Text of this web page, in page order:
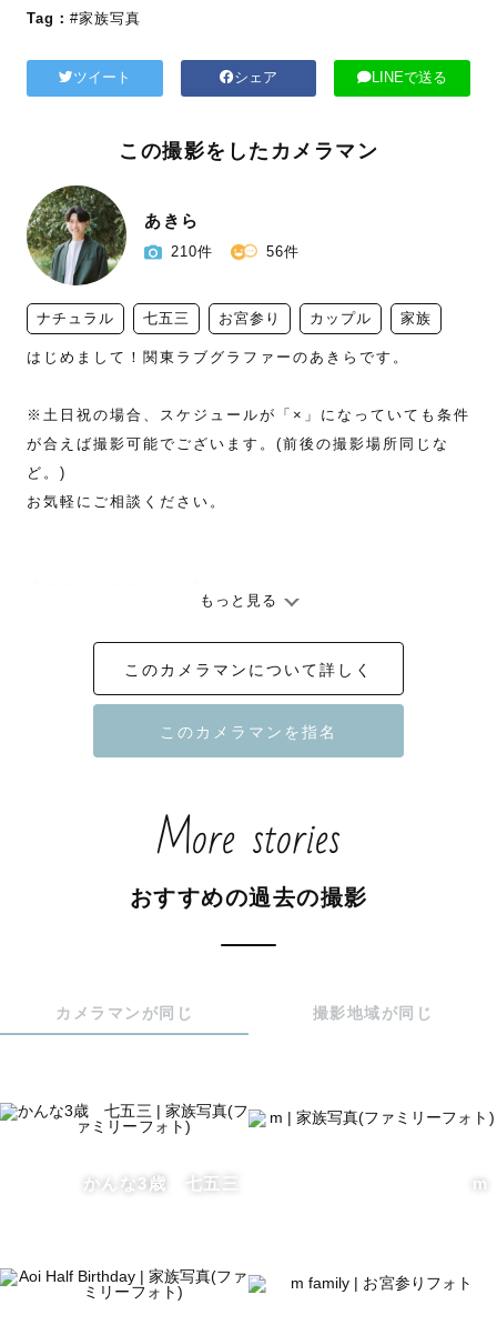
Tag： #家族写真
ツイート シェア LINEで送る
この撮影をしたカメラマン
あきら
210件 56件
ナチュラル 七五三 お宮参り カップル 家族
はじめまして！関東ラブグラファーのあきらです。
※土日祝の場合、スケジュールが「×」になっていても条件
が合えば撮影可能でございます。(前後の撮影場所同じな
ど。)
お気軽にご相談ください。
「ゆるっとした日常を最高の思い出に」をコンセプトに撮
影しております。
家族写真や雑誌、WEBメディアの撮影を中心に都内でカメ
ラマンをしております。また、雑誌やwebなど編集者とし
ても活動している経験をいかし、写真全体でみて「ストー
ちの変化や表情を大切にしております。
【得意な撮影】
などが得意です。
もっと見る
このカメラマンについて詳しく
More stories
おすすめの過去の撮影
カメラマンが同じ 撮影地域が同じ
かんな3歳 七五三 m